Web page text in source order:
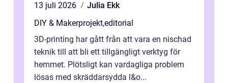
13 juli 2026
Julia Ekk
DIY & Makerprojekt,editorial
3D-printing har gått från att vara en nischad
teknik till att bli ett tillgängligt verktyg för
hemmet. Plötsligt kan vardagliga problem
lösas med skräddarsydda l&o...